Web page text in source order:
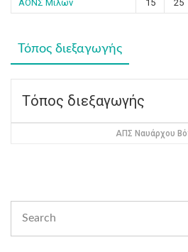
ΑΟΝΣ Μίλων
15 25
Τόπος διεξαγωγής
Τόπος διεξαγωγής
ΑΠΣ Ναυάρχου
for: